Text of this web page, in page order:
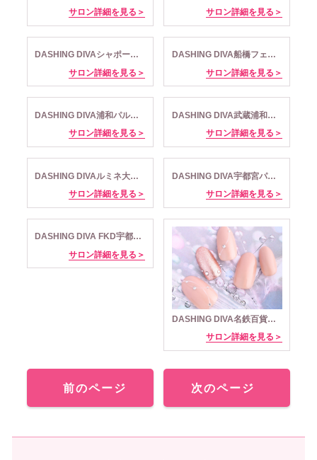
サロン詳細を見る＞
サロン詳細を見る＞
DASHING DIVAシャポー本八幡店
サロン詳細を見る＞
DASHING DIVA船橋フェイス店
サロン詳細を見る＞
DASHING DIVA浦和パルコ店
サロン詳細を見る＞
DASHING DIVA武蔵浦和マーレ店
サロン詳細を見る＞
DASHING DIVAルミネ大宮店
サロン詳細を見る＞
DASHING DIVA宇都宮パセオ店
サロン詳細を見る＞
DASHING DIVA FKD宇都宮店
サロン詳細を見る＞
DASHING DIVA名鉄百貨店本店
サロン詳細を見る＞
前のページ 次のページ